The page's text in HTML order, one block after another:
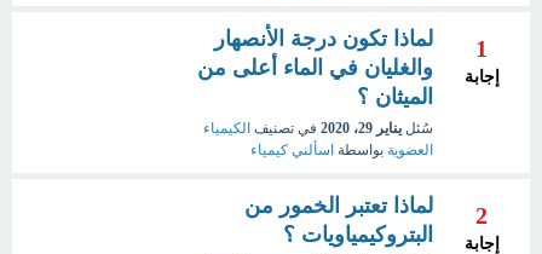
1
إجابة
لماذا تكون درجة الأنصهار
والغليان في الماء أعلى من
الميثان ؟
سُئل يناير 29، 2020 في تصنيف الكيمياء
العضوية بواسطة اسألني كيمياء
2
إجابة
لماذا تعتبر الخمور من
البتروكيمياويات ؟